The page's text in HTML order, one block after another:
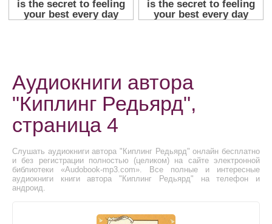
Аудиокниги автора
"Киплинг Редьярд",
страница 4
Слушать аудиокниги автора "Киплинг Редьярд" онлайн бесплатно
и без регистрации полностью (целиком) на сайте электронной
библиотеки «Audobook-mp3.com». Все полные и интересные
аудиокниги книги автора "Киплинг Редьярд" на телефон и
андроид.